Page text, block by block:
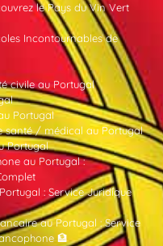
le Pays du Vin Vert
Incontournables de
civile au Portugal
Portugal
santé / médical au Portugal
Portugal
au Portugal :
: Service Juridique
au Portugal : Service
🏦